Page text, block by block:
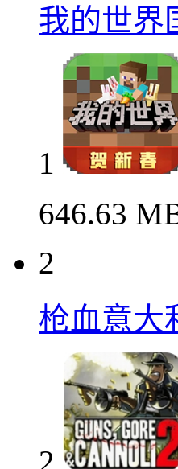
我的世界
1
646.63
2
枪血意大
2